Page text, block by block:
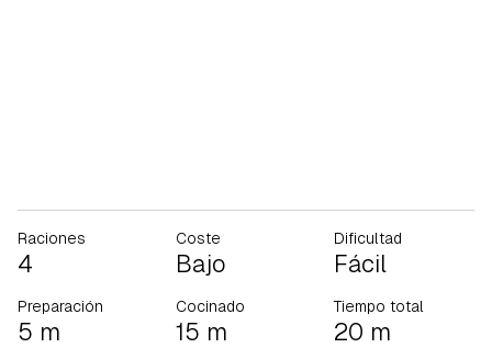
Raciones
4
Coste
Bajo
Dificultad
Fácil
Preparación
5 m
Cocinado
15 m
Tiempo total
20 m